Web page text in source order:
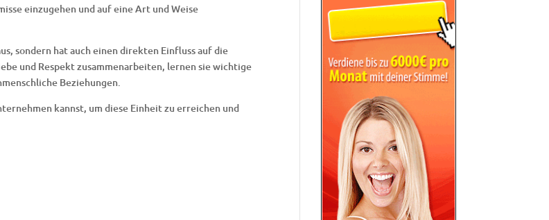
einzugehen und auf eine Art und Weise
sondern hat auch einen direkten Einfluss auf die
und Respekt zusammenarbeiten, lernen sie wichtige
Beziehungen.
kannst, um diese Einheit zu erreichen und